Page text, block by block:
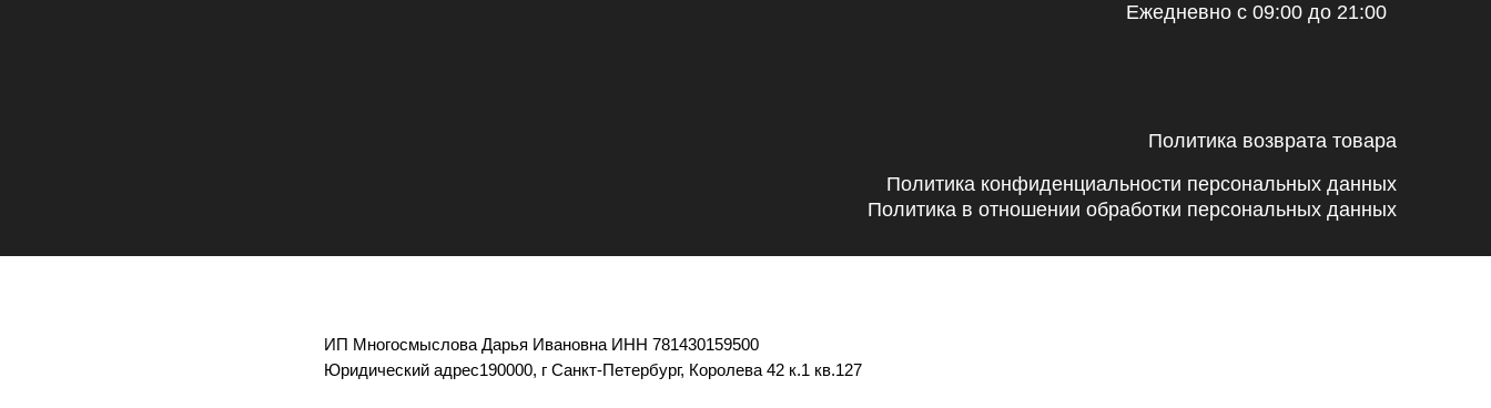
Ежедневно с 09:00 до 21:00
Политика возврата товара
Политика конфиденциальности персональных данных
Политика в отношении обработки персональных данных
ИП Многосмыслова Дарья Ивановна ИНН 781430159500
Юридический адрес190000, г Санкт-Петербург, Королева 42 к.1 кв.127